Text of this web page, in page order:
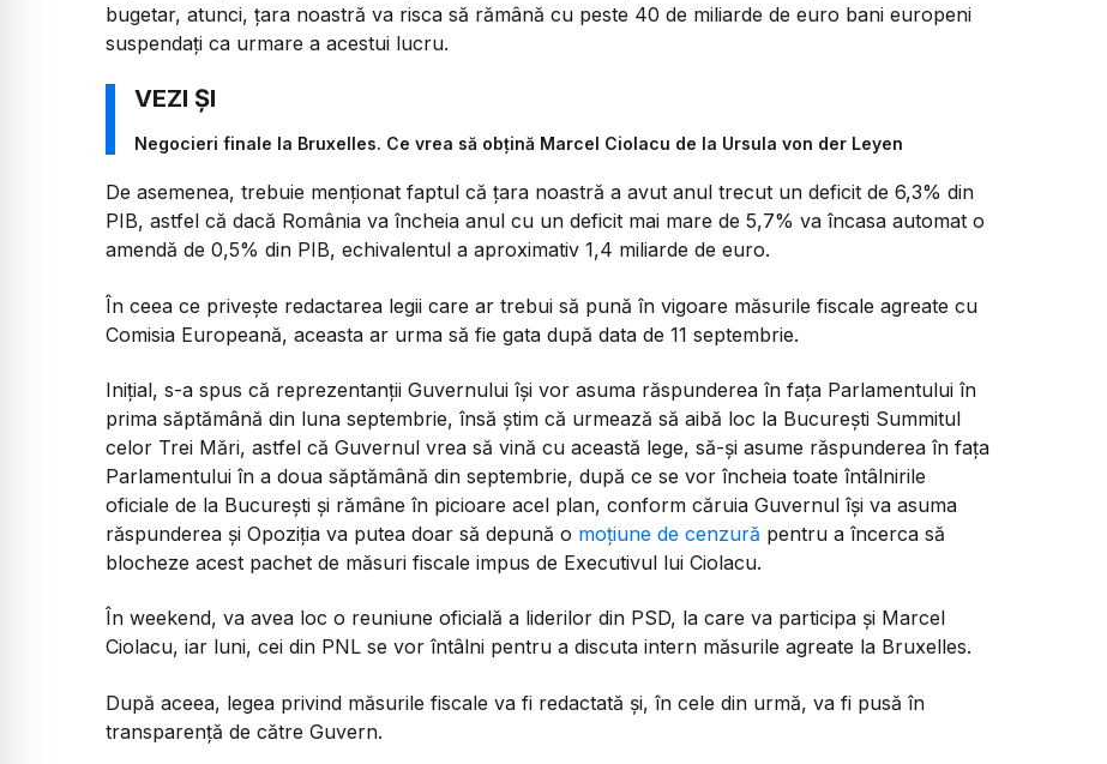
bugetar, atunci, țara noastră va risca să rămână cu peste 40 de miliarde de euro bani europeni
suspendați ca urmare a acestui lucru.
Negocieri finale la Bruxelles. Ce vrea să obțină Marcel Ciolacu de la Ursula von der Leyen
De asemenea, trebuie menționat faptul că țara noastră a avut anul trecut un deficit de 6,3% din
PIB, astfel că dacă România va încheia anul cu un deficit mai mare de 5,7% va încasa automat o
amendă de 0,5% din PIB, echivalentul a aproximativ 1,4 miliarde de euro.
În ceea ce privește redactarea legii care ar trebui să pună în vigoare măsurile fiscale agreate cu
Comisia Europeană, aceasta ar urma să fie gata după data de 11 septembrie.
Inițial, s-a spus că reprezentanții Guvernului își vor asuma răspunderea în fața Parlamentului în
prima săptămână din luna septembrie, însă știm că urmează să aibă loc la București Summitul
celor Trei Mări, astfel că Guvernul vrea să vină cu această lege, să-și asume răspunderea în fața
Parlamentului în a doua săptămână din septembrie, după ce se vor încheia toate întâlnirile
oficiale de la București și rămâne în picioare acel plan, conform căruia Guvernul își va asuma
răspunderea și Opoziția va putea doar să depună o moțiune de cenzură pentru a încerca să
blocheze acest pachet de măsuri fiscale impus de Executivul lui Ciolacu.
În weekend, va avea loc o reuniune oficială a liderilor din PSD, la care va participa și Marcel
Ciolacu, iar luni, cei din PNL se vor întâlni pentru a discuta intern măsurile agreate la Bruxelles.
După aceea, legea privind măsurile fiscale va fi redactată și, în cele din urmă, va fi pusă în
transparență de către Guvern.